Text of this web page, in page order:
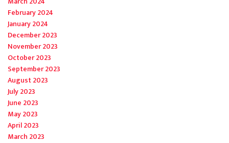
February 2024
January 2024
December 2023
November 2023
October 2023
September 2023
August 2023
July 2023
June 2023
May 2023
April 2023
March 2023